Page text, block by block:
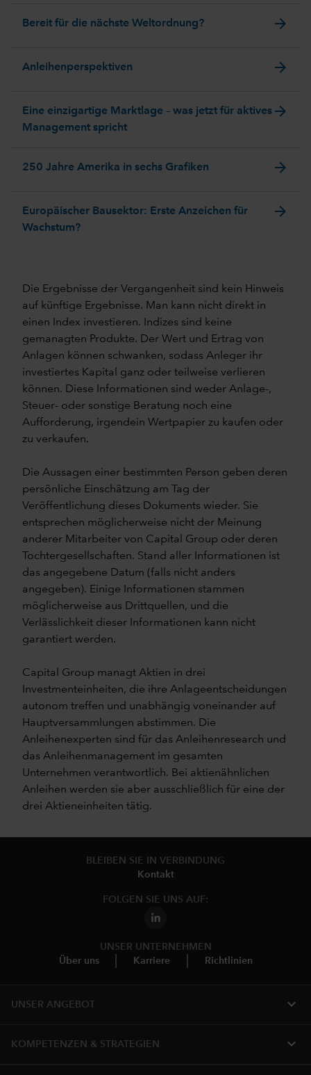
Bereit für die nächste Weltordnung? arrow_forward
Anleihenperspektiven arrow_forward
Eine einzigartige Marktlage – was jetzt für aktives
Management spricht
arrow_forward
250 Jahre Amerika in sechs Grafiken arrow_forward
Europäischer Bausektor: Erste Anzeichen für
Wachstum?
arrow_forward
Die Ergebnisse der Vergangenheit sind kein Hinweis
auf künftige Ergebnisse. Man kann nicht direkt in
einen Index investieren. Indizes sind keine
gemanagten Produkte. Der Wert und Ertrag von
Anlagen können schwanken, sodass Anleger ihr
investiertes Kapital ganz oder teilweise verlieren
können. Diese Informationen sind weder Anlage-,
Steuer- oder sonstige Beratung noch eine
Aufforderung, irgendein Wertpapier zu kaufen oder
zu verkaufen.
Die Aussagen einer bestimmten Person geben deren
persönliche Einschätzung am Tag der
Veröffentlichung dieses Dokuments wieder. Sie
entsprechen möglicherweise nicht der Meinung
anderer Mitarbeiter von Capital Group oder deren
Tochtergesellschaften. Stand aller Informationen ist
das angegebene Datum (falls nicht anders
angegeben). Einige Informationen stammen
möglicherweise aus Drittquellen, und die
Verlässlichkeit dieser Informationen kann nicht
garantiert werden.
Capital Group managt Aktien in drei
Investmenteinheiten, die ihre Anlageentscheidungen
autonom treffen und unabhängig voneinander auf
Hauptversammlungen abstimmen. Die
Anleihenexperten sind für das Anleihenresearch und
das Anleihenmanagement im gesamten
Unternehmen verantwortlich. Bei aktienähnlichen
Anleihen werden sie aber ausschließlich für eine der
drei Aktieneinheiten tätig.
BLEIBEN SIE IN VERBINDUNG
Kontakt
FOLGEN SIE UNS AUF:
UNSER UNTERNEHMEN
Über uns
Karriere Richtlinien
UNSER ANGEBOT expand_more
KOMPETENZEN & STRATEGIEN expand_more